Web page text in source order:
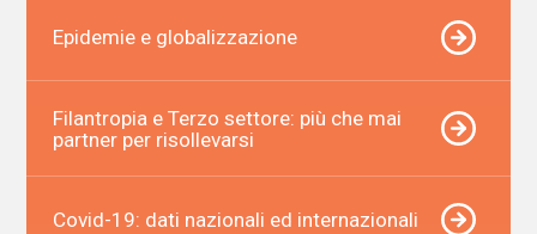
Epidemie e globalizzazione
Filantropia e Terzo settore: più che mai
partner per risollevarsi
Covid-19: dati nazionali ed internazionali